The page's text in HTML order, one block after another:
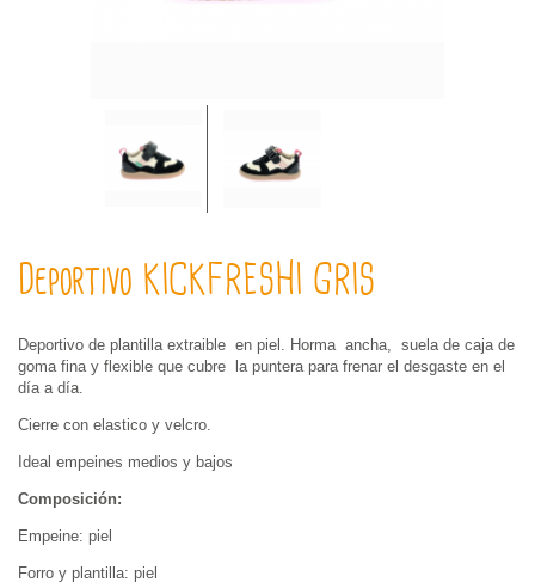
Deportivo KICKFRESHI GRIS
Deportivo de plantilla extraible en piel. Horma ancha, suela de caja de
goma fina y flexible que cubre la puntera para frenar el desgaste en el
día a día.
Cierre con elastico y velcro.
Ideal empeines medios y bajos
Composición:
Empeine: piel
Forro y plantilla: piel